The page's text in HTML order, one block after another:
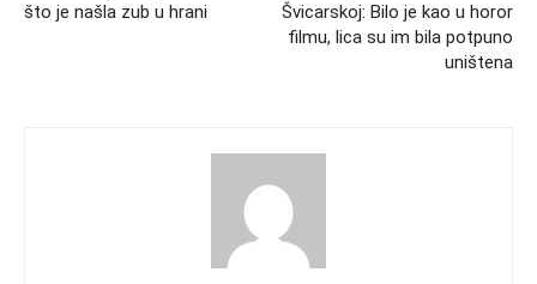
što je našla zub u hrani
Švicarskoj: Bilo je kao u horor
filmu, lica su im bila potpuno
uništena